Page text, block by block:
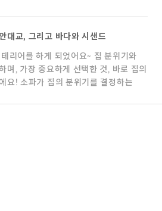
대교, 그리고 바다와 시샌드
리어를 하게 되었어요~ 집 분위기와
며, 가장 중요하게 선택한 것, 바로 집의
중심이 되는 소파에요! 소파가 집의 분위기를 결정하는